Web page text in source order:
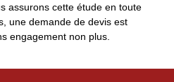
assurons cette étude en toute
une demande de devis est
engagement non plus.